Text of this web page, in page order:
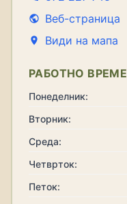
Веб-страница
Види на мапа
РАБОТНО ВРЕМЕ
Понеделник:
Вторник:
Среда:
Четврток:
Петок: